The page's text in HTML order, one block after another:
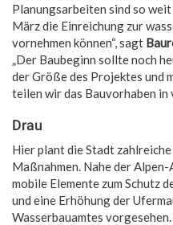
Planungsarbeiten sind so
März die Einreichung zur
vornehmen können“, sagt
„Der Baubeginn sollte noch
der Größe des Projektes und
teilen wir das Bauvorhaben in
Drau
Hier plant die Stadt
Maßnahmen. Nahe der
mobile Elemente zum Schutz
und eine Erhöhung der
Wasserbauamtes